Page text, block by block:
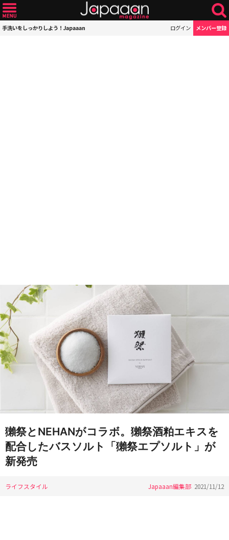
手洗いをしっかりしよう！Japaaan ログイン メンバー登録
獺祭とNEHANがコラボ。獺祭酒粕エキスを
配合したバスソルト「獺祭エプソルト」が
新発売
ライフスタイル Japaaan編集部 2021/11/12